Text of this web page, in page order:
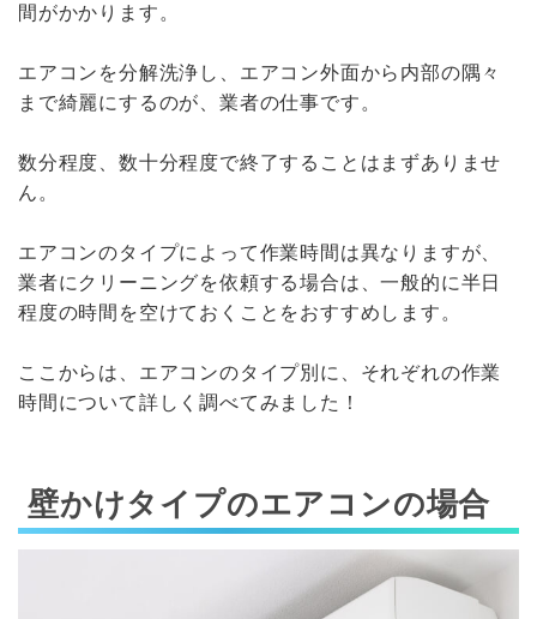
間がかかります。
エアコンを分解洗浄し、エアコン外面から内部の隅々
まで綺麗にするのが、業者の仕事です。
数分程度、数十分程度で終了することはまずありませ
ん。
エアコンのタイプによって作業時間は異なりますが、
業者にクリーニングを依頼する場合は、一般的に半日
程度の時間を空けておくことをおすすめします。
ここからは、エアコンのタイプ別に、それぞれの作業
時間について詳しく調べてみました！
壁かけタイプのエアコンの場合